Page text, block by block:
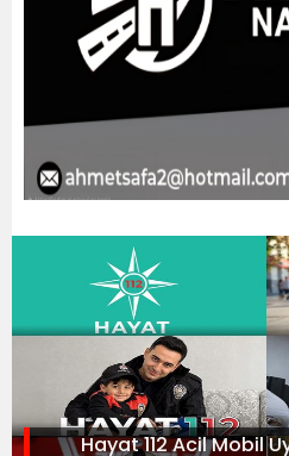
Hayat 112 Acil Mobil